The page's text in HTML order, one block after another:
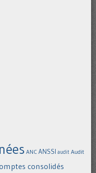
ANC ANSSI audit Audit
consolidés